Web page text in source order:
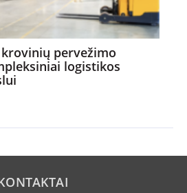
pervežimo
logistikos